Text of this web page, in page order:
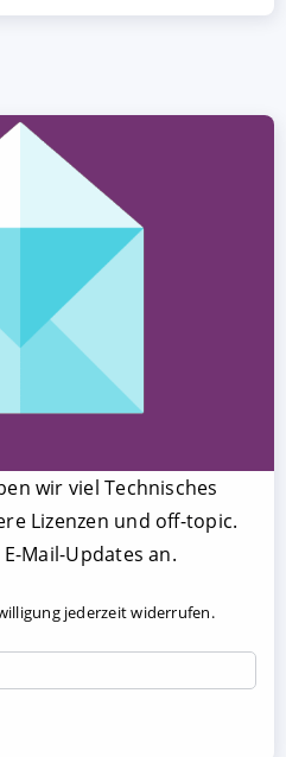
wir viel Technisches
Lizenzen und off-topic.
Mail-Updates an.
jederzeit widerrufen.